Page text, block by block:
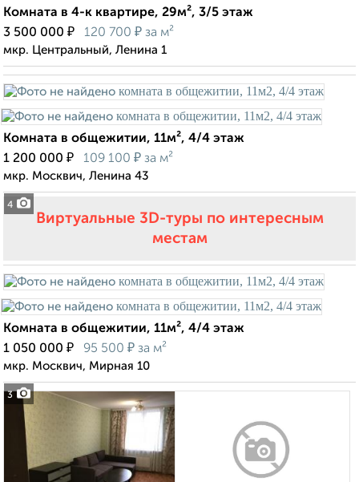
Комната в 4-к квартире, 29м², 3/5 этаж
3 500 000 ₽ 120 700 ₽ за м²
мкр. Центральный, Ленина 1
4
Комната в общежитии, 11м², 4/4 этаж
1 200 000 ₽ 109 100 ₽ за м²
мкр. Москвич, Ленина 43
Виртуальные 3D-туры по интересным
местам
3
Комната в общежитии, 11м², 4/4 этаж
1 050 000 ₽ 95 500 ₽ за м²
мкр. Москвич, Мирная 10